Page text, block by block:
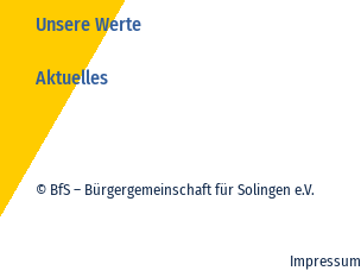
Unsere Werte
Aktuelles
© BfS – Bürgergemeinschaft für Solingen e.V.
Impressum